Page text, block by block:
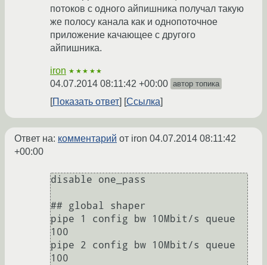
потоков с одного айпишника получал такую
же полосу канала как и однопоточное
приложение качающее с другого
айпишника.
iron ★★★★★
04.07.2014 08:11:42 +00:00 автор топика
Показать ответ Ссылка
Ответ на: комментарий от iron 04.07.2014 08:11:42
+00:00
disable one_pass
## global shaper
pipe 1 config bw 10Mbit/s queue
100
pipe 2 config bw 10Mbit/s queue
100